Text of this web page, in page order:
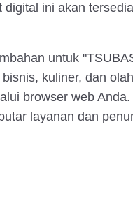
ini akan
untuk
kuliner, dan
browser web Anda.
layanan dan